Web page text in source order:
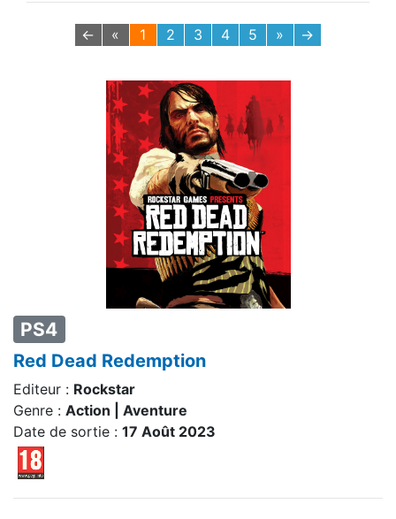
PS4
Red Dead Redemption
Editeur : Rockstar
Genre : Action | Aventure
Date de sortie : 17 Août 2023
← « 1 2 3 4 5 » →